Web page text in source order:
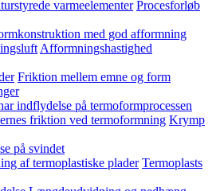
varmeelementer Procesforløb
med god afformning
Afformningshastighed
Friktion mellem emne og form
indflydelse på termoformprocessen
friktion ved termoformning Krymp
på svindet
af termoplastiske plader Termoplasts